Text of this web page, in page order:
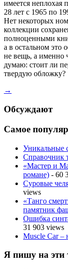
имеется неплохая
28 лет с 1965 по
Нет некоторых
коллекции
полноценными
а в остальном
не вещь, а именно
думаю: стоит ли
твердую обложку?
→
Обсуждают
Самое
Уникальные
Справочник
«Мастер и
романе) - 60
Суровые
views
«Танго
памятник
Ошибка
31 903 views
Muscle Car –
Я пишу на эти